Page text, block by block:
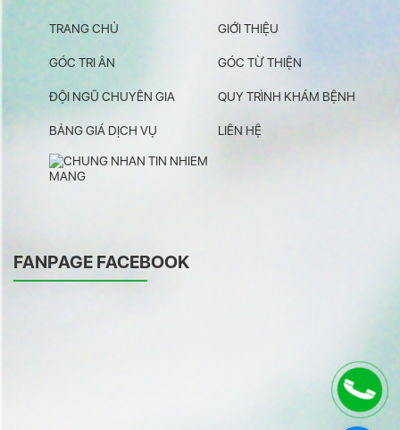
TRANG CHỦ GIỚI THIỆU
GÓC TRI ÂN GÓC TỪ THIỆN
ĐỘI NGŨ CHUYÊN GIA QUY TRÌNH KHÁM BỆNH
BẢNG GIÁ DỊCH VỤ LIÊN HỆ
FANPAGE FACEBOOK